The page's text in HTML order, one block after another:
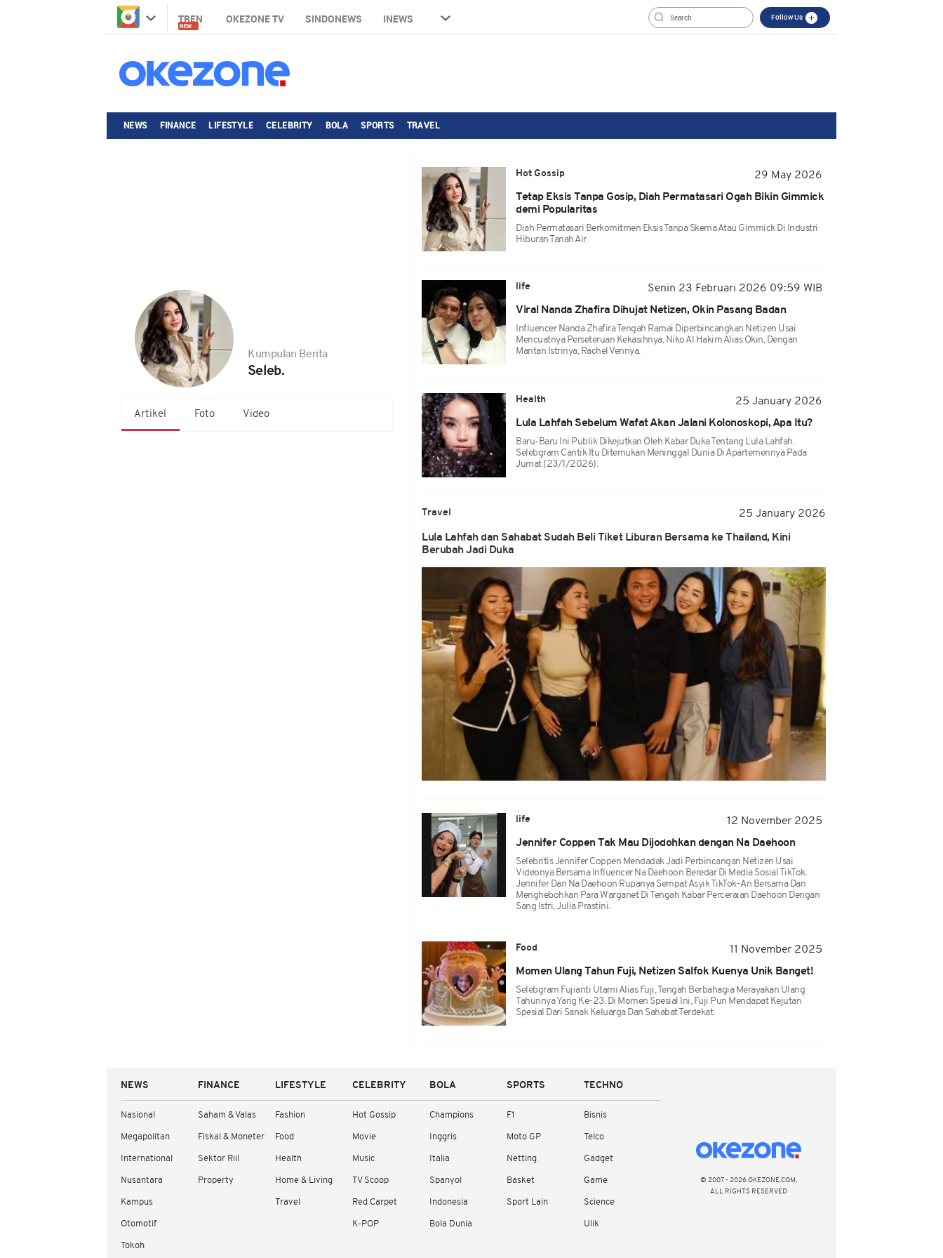
TREN
NEW
OKEZONE TV SINDONEWS INEWS Follow Us
NEWS FINANCE LIFESTYLE CELEBRITY BOLA SPORTS TRAVEL
Kumpulan Berita
Seleb.
Artikel Foto Video
Hot Gossip
29 May 2026
Tetap Eksis Tanpa Gosip, Diah Permatasari Ogah Bikin Gimmick
demi Popularitas
Diah Permatasari Berkomitmen Eksis Tanpa Skema Atau Gimmick Di Industri
Hiburan Tanah Air.
life
Senin 23 Februari 2026 09:59 WIB
Viral Nanda Zhafira Dihujat Netizen, Okin Pasang Badan
Influencer Nanda Zhafira Tengah Ramai Diperbincangkan Netizen Usai
Mencuatnya Perseteruan Kekasihnya, Niko Al Hakim Alias Okin, Dengan
Mantan Istrinya, Rachel Vennya.
Health
25 January 2026
Lula Lahfah Sebelum Wafat Akan Jalani Kolonoskopi, Apa Itu?
Baru-Baru Ini Publik Dikejutkan Oleh Kabar Duka Tentang Lula Lahfah.
Selebgram Cantik Itu Ditemukan Meninggal Dunia Di Apartemennya Pada
Jumat (23/1/2026).
Travel 25 January 2026
Lula Lahfah dan Sahabat Sudah Beli Tiket Liburan Bersama ke Thailand, Kini
Berubah Jadi Duka
life
12 November 2025
Jennifer Coppen Tak Mau Dijodohkan dengan Na Daehoon
Selebritis Jennifer Coppen Mendadak Jadi Perbincangan Netizen Usai
Videonya Bersama Influencer Na Daehoon Beredar Di Media Sosial TikTok.
Jennifer Dan Na Daehoon Rupanya Sempat Asyik TikTok-An Bersama Dan
Menghebohkan Para Warganet Di Tengah Kabar Perceraian Daehoon Dengan
Sang Istri, Julia Prastini.
Food
11 November 2025
Momen Ulang Tahun Fuji, Netizen Salfok Kuenya Unik Banget!
Selebgram Fujianti Utami Alias Fuji, Tengah Berbahagia Merayakan Ulang
Tahunnya Yang Ke-23. Di Momen Spesial Ini, Fuji Pun Mendapat Kejutan
Spesial Dari Sanak Keluarga Dan Sahabat Terdekat.
NEWS
Nasional
Megapolitan
International
Nusantara
Kampus
Otomotif
Tokoh
FINANCE
Saham & Valas
Fiskal & Moneter
Sektor Riil
Property
LIFESTYLE
Fashion
Food
Health
Home & Living
Travel
CELEBRITY
Hot Gossip
Movie
Music
TV Scoop
Red Carpet
K-POP
BOLA
Champions
Inggris
Italia
Spanyol
Indonesia
Bola Dunia
SPORTS
F1
Moto GP
Netting
Basket
Sport Lain
TECHNO
Bisnis
Telco
Gadget
Game
Science
Ulik
© 2007 - 2026 OKEZONE.COM,
ALL RIGHTS RESERVED